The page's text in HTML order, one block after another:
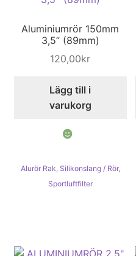
Aluminiumrör 150mm
3,5” (89mm)
120,00kr
Lägg till i
varukorg
Alurör Rak, Silikonslang / Rör,
Sportluftfilter